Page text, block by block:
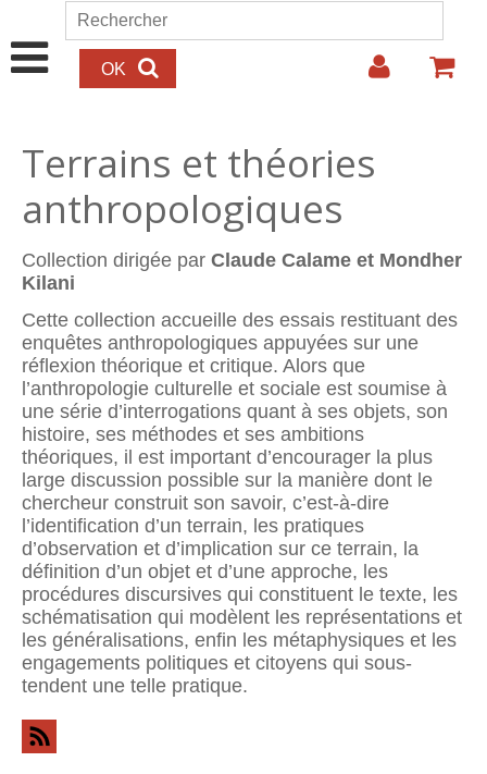
Aller au contenu principal
Formulaire de recherche
Rechercher
Terrains et théories
anthropologiques
Collection dirigée par Claude Calame et Mondher
Kilani
Cette collection accueille des essais restituant des
enquêtes anthropologiques appuyées sur une
réflexion théorique et critique. Alors que
l’anthropologie culturelle et sociale est soumise à
une série d’interrogations quant à ses objets, son
histoire, ses méthodes et ses ambitions
théoriques, il est important d’encourager la plus
large discussion possible sur la manière dont le
chercheur construit son savoir, c’est-à-dire
l’identification d’un terrain, les pratiques
d’observation et d’implication sur ce terrain, la
définition d’un objet et d’une approche, les
procédures discursives qui constituent le texte, les
schématisation qui modèlent les représentations et
les généralisations, enfin les métaphysiques et les
engagements politiques et citoyens qui sous-
tendent une telle pratique.